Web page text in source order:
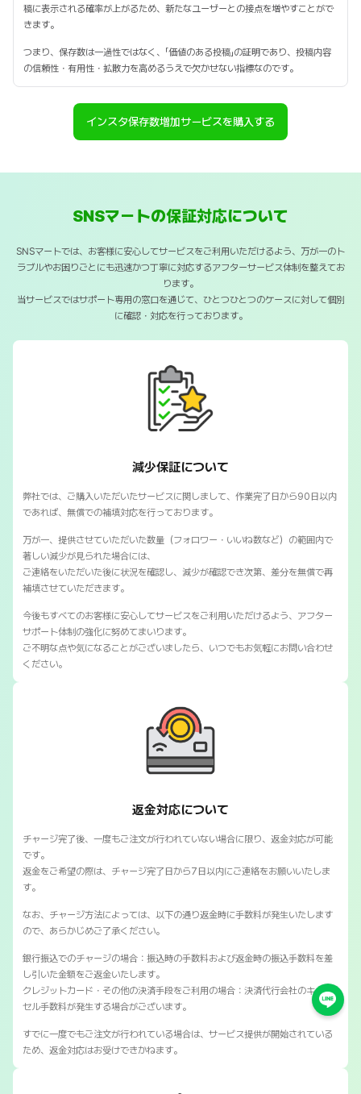
稿に表示される確率が上がるため、新たなユーザーとの接点を増やすことがで
きます。
つまり、保存数は一過性ではなく、「価値のある投稿」の証明であり、投稿内容
の信頼性・有用性・拡散力を高めるうえで欠かせない指標なのです。
インスタ保存数増加サービスを購入する
SNSマートの保証対応について
SNSマートでは、お客様に安心してサービスをご利用いただけるよう、万が一のト
ラブルやお困りごとにも迅速かつ丁寧に対応するアフターサービス体制を整えてお
ります。
当サービスではサポート専用の窓口を通じて、ひとつひとつのケースに対して個別
に確認・対応を行っております。
SNSマートの保証対応について
減少保証について
弊社では、ご購入いただいたサービスに関しまして、作業完了日から90日以内
であれば、無償での補填対応を行っております。
万が一、提供させていただいた数量（フォロワー・いいね数など）の範囲内で
著しい減少が見られた場合には、
ご連絡をいただいた後に状況を確認し、減少が確認でき次第、差分を無償で再
補填させていただきます。
今後もすべてのお客様に安心してサービスをご利用いただけるよう、アフター
サポート体制の強化に努めてまいります。
ご不明な点や気になることがございましたら、いつでもお気軽にお問い合わせ
ください。
SNSマートの返金対応について
返金対応について
チャージ完了後、一度もご注文が行われていない場合に限り、返金対応が可能
です。
返金をご希望の際は、チャージ完了日から7日以内にご連絡をお願いいたしま
す。
なお、チャージ方法によっては、以下の通り返金時に手数料が発生いたします
ので、あらかじめご了承ください。
銀行振込でのチャージの場合：振込時の手数料および返金時の振込手数料を差
し引いた金額をご返金いたします。
クレジットカード・その他の決済手段をご利用の場合：決済代行会社のキャン
セル手数料が発生する場合がございます。
すでに一度でもご注文が行われている場合は、サービス提供が開始されている
ため、返金対応はお受けできかねます。